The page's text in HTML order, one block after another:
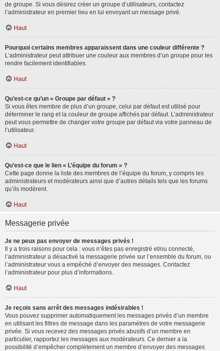
de groupe. Si vous désirez créer un groupe d’utilisateurs, contactez
l’administrateur en premier lieu en lui envoyant un message privé.
Haut
Pourquoi certains membres apparaissent dans une couleur différente ?
L’administrateur peut attribuer une couleur aux membres d’un groupe pour les
rendre facilement identifiables.
Haut
Qu’est-ce qu’un « Groupe par défaut » ?
Si vous êtes membre de plus d’un groupe, celui par défaut est utilisé pour
déterminer le rang et la couleur de groupe affichés par défaut. L’administrateur
peut vous permettre de changer votre groupe par défaut via votre panneau de
l’utilisateur.
Haut
Qu’est-ce que le lien « L’équipe du forum » ?
Cette page donne la liste des membres de l’équipe du forum, y compris les
administrateurs et modérateurs ainsi que d’autres détails tels que les forums
qu’ils modèrent.
Haut
Messagerie privée
Je ne peux pas envoyer de messages privés !
Il y a trois raisons pour cela : vous n’êtes pas enregistré et/ou connecté,
l’administrateur a désactivé la messagerie privée sur l’ensemble du forum, ou
l’administrateur vous a empêché d’envoyer des messages. Contactez
l’administrateur pour plus d’informations.
Haut
Je reçois sans arrêt des messages indésirables !
Vous pouvez supprimer automatiquement les messages privés d’un membre
en utilisant les filtres de message dans les paramètres de votre messagerie
privée. Si vous recevez des messages privés abusifs d’un membre en
particulier, rapportez les messages aux modérateurs. Ce dernier a la
possibilité d’empêcher complètement un membre d’envoyer des messages